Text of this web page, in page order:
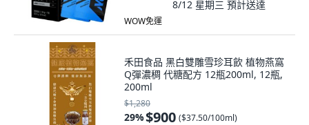
8/12 星期三 預計送達
WOW免運
禾田食品 黑白雙雕雪珍耳飲 植物燕窩
Q彈濃稠 代糖配方 12瓶200ml, 12瓶,
200ml
$1,280
29%$900 ($37.50/100ml)